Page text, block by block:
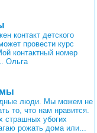
контакт детского
провести курс
контактный номер
Ольга
люди. Мы можем не
то, что нам нравится.
страшных убогих
рожать дома или...